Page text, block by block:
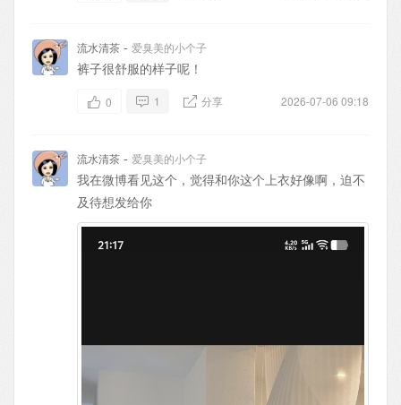
流水清茶 - 爱臭美的小个子
裤子很舒服的样子呢！
2026-07-06 09:18
0 1 分享
流水清茶 - 爱臭美的小个子
我在微博看见这个，觉得和你这个上衣好像啊，迫不
及待想发给你